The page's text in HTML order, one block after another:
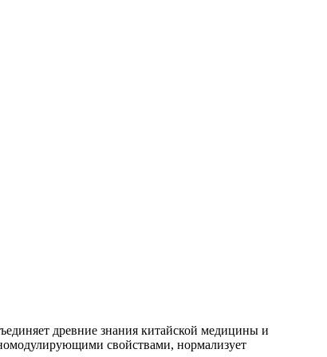
древние знания китайской медицины и
свойствами, нормализует